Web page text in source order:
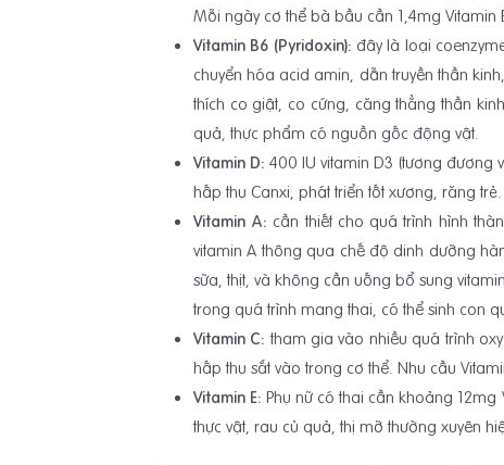
Mỗi ngày cơ thể bà bầu cần 1,4mg
Vitamin B6 (Pyridoxin): đây là loại
chuyển hóa acid amin, dẫn truyền thần
thích co giật, co cứng, căng thẳng thần
quả, thực phẩm có nguồn gốc động vật.
Vitamin D: 400 IU vitamin D3 (tương đương
hấp thu Canxi, phát triển tốt xương, răng trẻ.
Vitamin A: cần thiết cho quá trình hình
vitamin A thông qua chế độ dinh dưỡng
sữa, thịt, và không cần uống bổ sung
trong quá trình mang thai, có thể sinh con
Vitamin C: tham gia vào nhiều quá trình
hấp thu sắt vào trong cơ thể. Nhu cầu
Vitamin E:Phụ nữ có thai cần khoảng
thực vật, rau củ quả, thị mỡ thường xuyên